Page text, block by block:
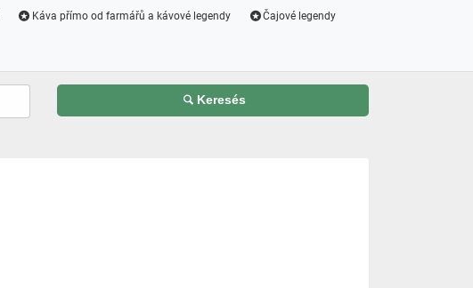
Káva přímo od farmářů a kávové legendy Čajové legendy
Keresés